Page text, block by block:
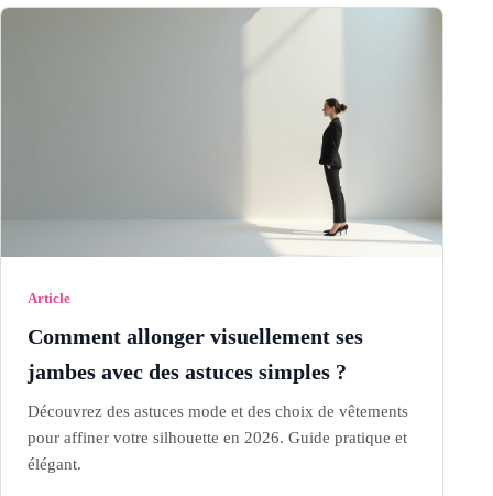
Article
Comment allonger visuellement ses
jambes avec des astuces simples ?
Découvrez des astuces mode et des choix de vêtements
pour affiner votre silhouette en 2026. Guide pratique et
élégant.